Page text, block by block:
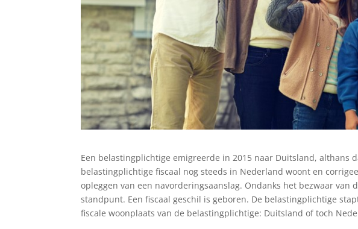
Een belastingplichtige emigreerde in 2015 naar Duitsland, althans
belastingplichtige fiscaal nog steeds in Nederland woont en
opleggen van een navorderingsaanslag. Ondanks het bezwaar
standpunt. Een fiscaal geschil is geboren. De belastingplichtige
fiscale woonplaats van de belastingplichtige: Duitsland of toch